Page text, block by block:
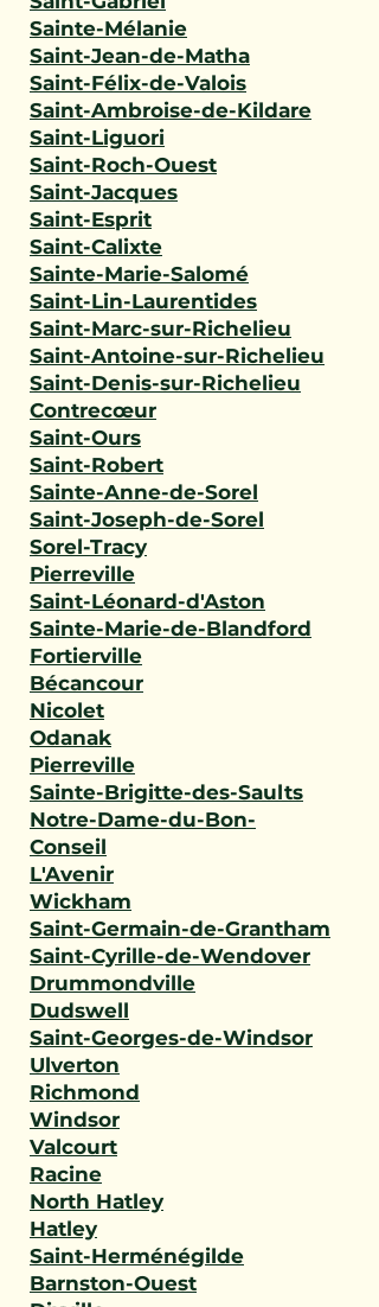
Sainte-Mélanie
Saint-Jean-de-Matha
Saint-Félix-de-Valois
Saint-Ambroise-de-Kildare
Saint-Liguori
Saint-Roch-Ouest
Saint-Jacques
Saint-Esprit
Saint-Calixte
Sainte-Marie-Salomé
Saint-Lin-Laurentides
Saint-Marc-sur-Richelieu
Saint-Antoine-sur-Richelieu
Saint-Denis-sur-Richelieu
Contrecœur
Saint-Ours
Saint-Robert
Sainte-Anne-de-Sorel
Saint-Joseph-de-Sorel
Sorel-Tracy
Pierreville
Saint-Léonard-d'Aston
Sainte-Marie-de-Blandford
Fortierville
Bécancour
Nicolet
Odanak
Pierreville
Sainte-Brigitte-des-Saults
Notre-Dame-du-Bon-
Conseil
L'Avenir
Wickham
Saint-Germain-de-Grantham
Saint-Cyrille-de-Wendover
Drummondville
Dudswell
Saint-Georges-de-Windsor
Ulverton
Richmond
Windsor
Valcourt
Racine
North Hatley
Hatley
Saint-Herménégilde
Barnston-Ouest